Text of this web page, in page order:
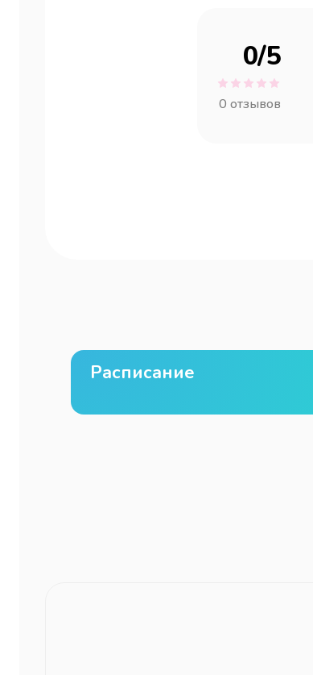
0/5
0 отзывов
Расписание